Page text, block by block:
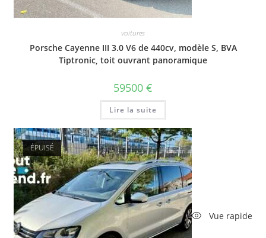
voitures
Porsche Cayenne III 3.0 V6 de 440cv, modèle S, BVA
Tiptronic, toit ouvrant panoramique
59500 €
Lire la suite
ÉPUISÉ
Vue rapide